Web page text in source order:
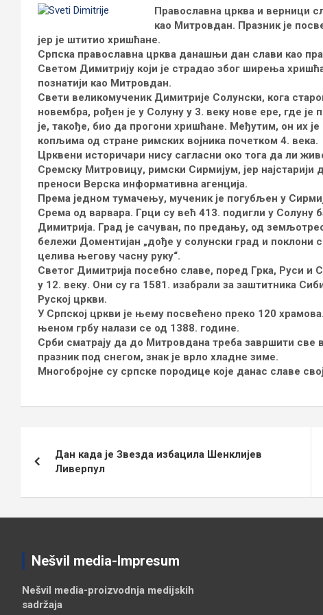
Православна црква и верници
као Митровдан. Празник је
јер је штитио хришћане.
Српска православна црква данашњи дан слави као
Светом Димитрију који је страдао због ширења
познатији као Митровдан.
Свети великомученик Димитрије Солунски, кога
новембра, рођен је у Солуну у 3. веку нове ере, где
је, такође, био да прогони хришћане. Међутим, он их
копљима од стране римских војника почетком 4. века.
Црквени историчари нису сагласни око тога да ли
Сремску Митровицу, римски Сирмијум, јер најстарији
преноси Верска информативна агенција.
Према једном тумачењу, мученик је погубљен у
Срема од варвара. Грци су већ 413. подигли у Солуну
Димитрија. Град је сачуван, по предању, од
бележи Доментијан „дође у солунски град и поклони
целива његову часну руку“.
Светог Димитрија посебно славе, поред Грка, Руси и
у 12. веку. Они су га 1581. изабрали за заштитника
Руској цркви.
У Српској цркви је њему посвећено преко 120
њеном грбу налази се од 1388. године.
Срби сматрају да до Митровдана треба завршити све
празник под снегом, знак је врло хладне зиме.
Многобројне су српске породице које данас славе
чланка
Дан када је Звезда избацила Шенклијев
Ливерпул
Nešvil media-Impresum
Nešvil media-proizvodnja medijskih
sadržaja